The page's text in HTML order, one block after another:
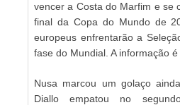
vencer a Costa do Marfim e se
final da Copa do Mundo de
europeus enfrentarão a
fase do Mundial. A informação é
Nusa marcou um golaço
Diallo empatou no